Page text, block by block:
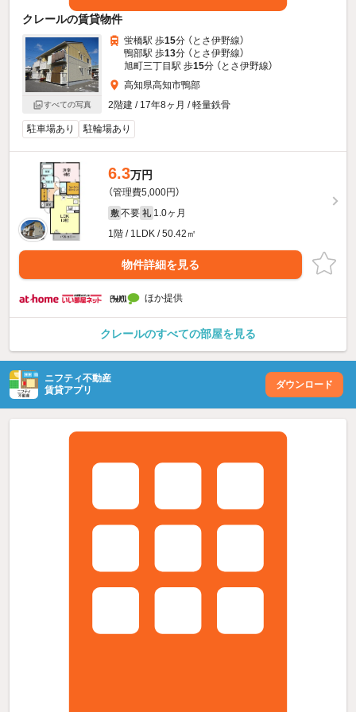
クレールの賃貸物件
すべての写真
蛍橋駅 歩15分 （とさ伊野線）
鴨部駅 歩13分 （とさ伊野線）
旭町三丁目駅 歩15分 （とさ伊野線）
高知県高知市鴨部
2階建 / 17年8ヶ月 / 軽量鉄骨
駐車場あり 駐輪場あり
6.3万円
（管理費5,000円）
敷 不要 礼 1.0ヶ月
1階 / 1LDK / 50.42㎡
物件詳細を見る
ほか提供
クレールのすべての部屋を見る
ニフティ不動産
賃貸アプリ
ダウンロード